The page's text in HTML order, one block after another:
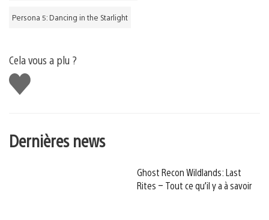
Persona 5: Dancing in the Starlight
Cela vous a plu ?
J'aime
Dernières news
Ghost Recon Wildlands: Last
Rites – Tout ce qu’il y a à savoir